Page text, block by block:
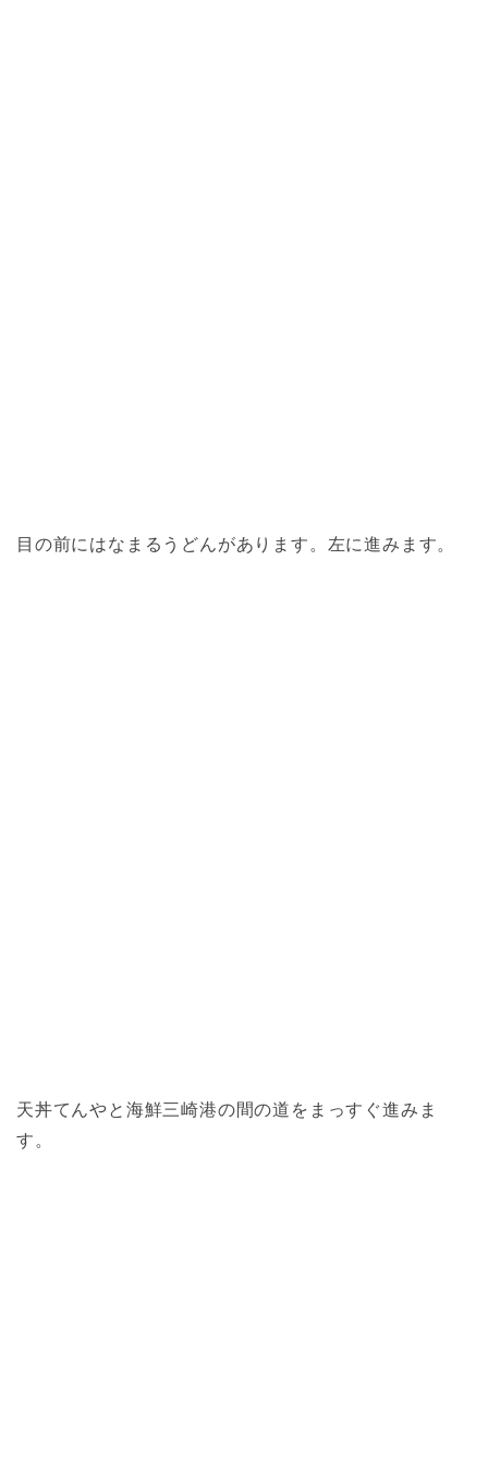
目の前にはなまるうどんがあります。左に進みます。
天丼てんやと海鮮三崎港の間の道をまっすぐ進みま
す。